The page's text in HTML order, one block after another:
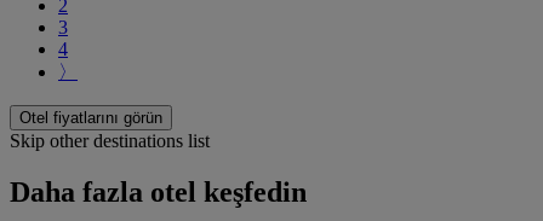
2
3
4
〉
Otel fiyatlarını görün
Skip other destinations list
Daha fazla otel keşfedin